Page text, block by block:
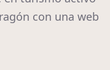
con una web